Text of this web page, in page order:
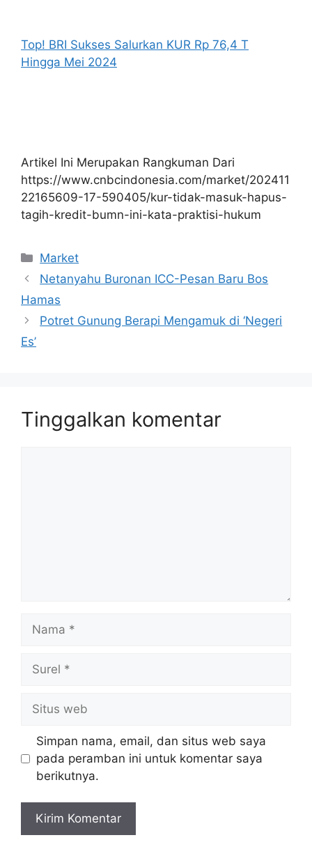
Top! BRI Sukses Salurkan KUR Rp 76,4 T
Hingga Mei 2024
Artikel Ini Merupakan Rangkuman Dari
https://www.cnbcindonesia.com/market/202411
22165609-17-590405/kur-tidak-masuk-hapus-
tagih-kredit-bumn-ini-kata-praktisi-hukum
Kategori
Market
Netanyahu Buronan ICC-Pesan Baru Bos
Hamas
Potret Gunung Berapi Mengamuk di ‘Negeri
Es’
Tinggalkan komentar
web
Simpan nama, email, dan situs web saya
pada peramban ini untuk komentar saya
berikutnya.